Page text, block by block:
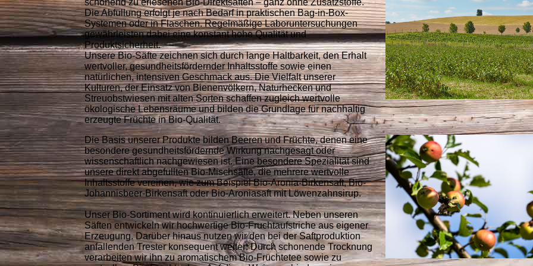
Die Abfüllung erfolgt je nach Bedarf in praktischen Bag-in-Box-
Systemen oder in Flaschen. Regelmäßige Laboruntersuchungen
gewährleisten dabei eine konstant hohe Qualität und
Produktsicherheit.
Unsere Bio-Säfte zeichnen sich durch lange Haltbarkeit, den Erhalt
wertvoller, gesundheitsfördernder Inhaltsstoffe sowie einen
natürlichen, intensiven Geschmack aus. Die Vielfalt unserer
Kulturen, der Einsatz von Bienenvölkern, Naturhecken und
Streuobstwiesen mit alten Sorten schaffen zugleich wertvolle
ökologische Lebensräume und bilden die Grundlage für nachhaltig
erzeugte Früchte in Bio-Qualität.
Die Basis unserer Produkte bilden Beeren und Früchte, denen eine
besondere gesundheitsfördernde Wirkung nachgesagt oder
wissenschaftlich nachgewiesen ist. Eine besondere Spezialität sind
unsere direkt abgefüllten Bio-Mischsäfte, die mehrere wertvolle
Inhaltsstoffe vereinen, wie zum Beispiel Bio-Aronia-Birkensaft, Bio-
Johannisbeer-Birkensaft oder Bio-Aroniasaft mit Löwenzahnsirup.
Unser Bio-Sortiment wird kontinuierlich erweitert. Neben unseren
Säften entwickeln wir hochwertige Bio-Fruchtaufstriche aus eigener
Erzeugung. Darüber hinaus nutzen wir den bei der Saftproduktion
anfallenden Trester konsequent weiter: Durch schonende Trocknung
verarbeiten wir ihn zu aromatischem Bio-Früchtetee sowie zu